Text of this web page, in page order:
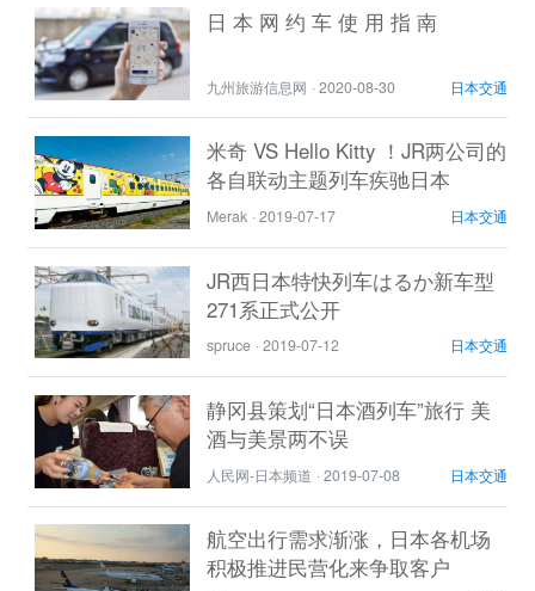
日 本 网 约 车 使 用 指 南
九州旅游信息网 ·2020-08-30 日本交通
米奇 VS Hello Kitty ！JR两公司的
各自联动主题列车疾驰日本
Merak ·2019-07-17 日本交通
JR西日本特快列车はるか新车型
271系正式公开
spruce ·2019-07-12 日本交通
静冈县策划“日本酒列车”旅行 美
酒与美景两不误
人民网-日本频道 ·2019-07-08 日本交通
航空出行需求渐涨，日本各机场
积极推进民营化来争取客户